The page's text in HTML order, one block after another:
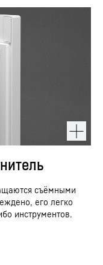
съёмными
его легко
инструментов.